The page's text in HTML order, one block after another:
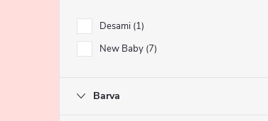
Desami 1
New Baby 7
Barva